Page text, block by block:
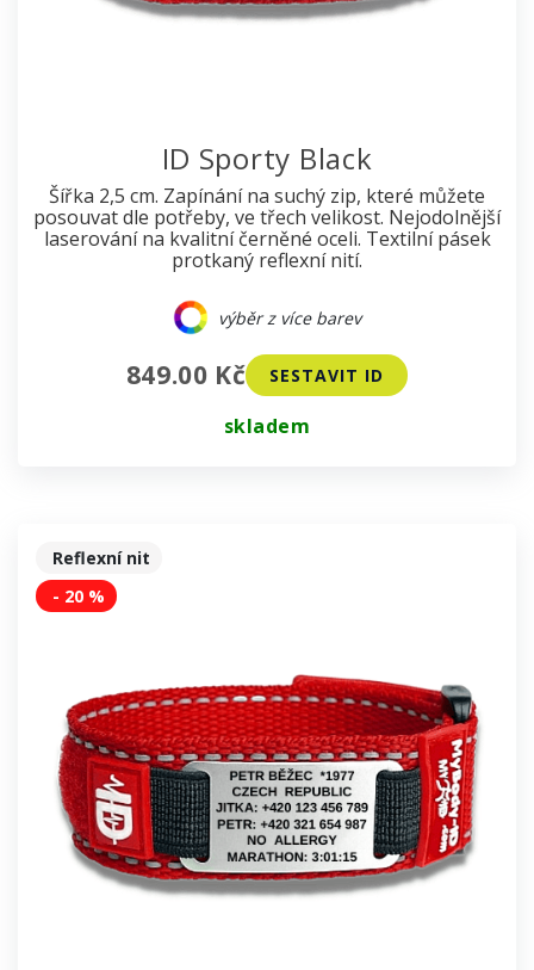
ID Sporty Black
Šířka 2,5 cm. Zapínání na suchý zip, které můžete
posouvat dle potřeby, ve třech velikost. Nejodolnější
laserování na kvalitní černěné oceli. Textilní pásek
protkaný reflexní nití.
výběr z více barev
849.00 Kč SESTAVIT ID
skladem
Reflexní nit
- 20 %